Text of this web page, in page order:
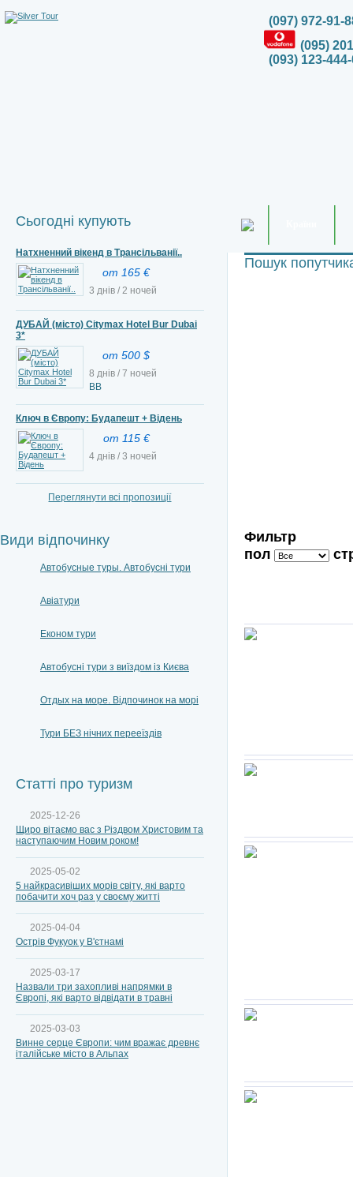
(097) 972-91-
(095)
(093) 123-
Пошук
Фильтр
пол
Сьогодні купують
Натхненний вікенд в Трансільванії..
от 165 €
3 днів / 2 ночей
ДУБАЙ (місто) Citymax Hotel Bur Dubai
3*
от 500 $
8 днів / 7 ночей
BB
Ключ в Європу: Будапешт + Відень
от 115 €
4 днів / 3 ночей
Переглянути всі пропозиції
Види відпочинку
Автобусные туры. Автобусні тури
Авіатури
Економ тури
Автобусні тури з виїздом із Києва
Отдых на море. Відпочинок на морі
Тури БЕЗ нічних перееїздів
Статті про туризм
2025-12-26
Щиро вітаємо вас з Різдвом Христовим та
наступаючим Новим роком!
2025-05-02
5 найкрасивіших морів світу, які варто
побачити хоч раз у своєму житті
2025-04-04
Острів Фукуок у В'єтнамі
2025-03-17
Назвали три захопливі напрямки в
Європі, які варто відвідати в травні
2025-03-03
Винне серце Європи: чим вражає древнє
італійське місто в Альпах